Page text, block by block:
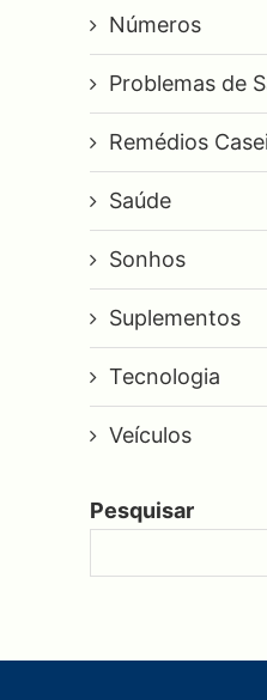
Números
Problemas de
Remédios
Saúde
Sonhos
Suplementos
Tecnologia
Veículos
Pesquisar